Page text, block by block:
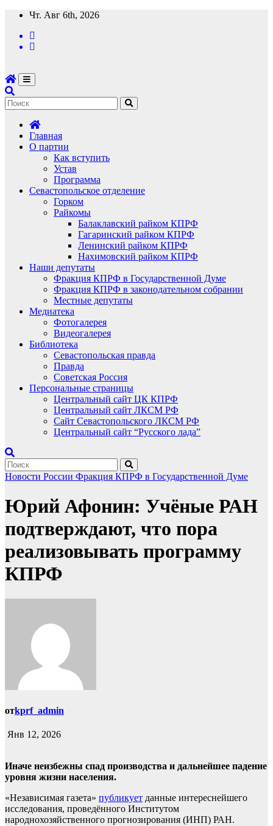
Перейти
содержимому
Чт. Авг 6th, 2026
Главная
О партии
Как вступить
Устав
Программа
Севастопольское отделение
Горком
Райкомы
Балаклавский райком КПРФ
Гагаринский райком КПРФ
Ленинский райком КПРФ
Нахимовский райком КПРФ
Наши депутаты
Фракция КПРФ в Государственной Думе
Фракция КПРФ в законодательном собрании
Местные депутаты
Медиатека
Фотогалерея
Видеогалерея
Библиотека
Севастопольская правда
Правда
Советская Россия
Персональные страницы
Центральный сайт ЦК КПРФ
Центральный сайт ЛКСМ РФ
Сайт Севастопольского ЛКСМ РФ
Центральный сайт “Русского лада”
Новости России Фракция КПРФ в Государственной Думе
Юрий Афонин: Учёные РАН
подтверждают, что пора
реализовывать программу
КПРФ
отkprf_admin
Янв 12, 2026
Иначе неизбежны спад производства и дальнейшее падение
уровня жизни населения.
«Независимая газета» публикует данные интереснейшего
исследования, проведённого Институтом
народнохозяйственного прогнозирования (ИНП) РАН.